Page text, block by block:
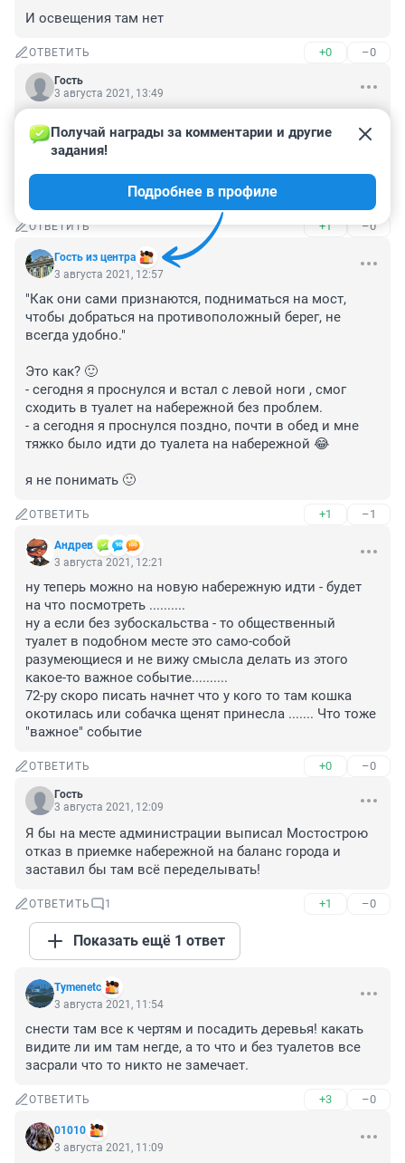
И освещения там нет
ОТВЕТИТЬ +0 –0
Гость
3 августа 2021, 13:49
сковородку,наедятся и напьются всякой дряни,а
потом конечно тянет в туалет по малому и
большому,а иногда ещё и рвота лезет.Как там можно
вообще гулять?🤦
ОТВЕТИТЬ +1 –0
Гость из центра
Получай награды за комментарии и другие
задания!
Подробнее в профиле
3 августа 2021, 12:57
"Как они сами признаются, подниматься на мост,
чтобы добраться на противоположный берег, не
всегда удобно."
Это как? 🙂
- сегодня я проснулся и встал с левой ноги , смог
сходить в туалет на набережной без проблем.
- а сегодня я проснулся поздно, почти в обед и мне
тяжко было идти до туалета на набережной 😂
я не понимать 🙂
ОТВЕТИТЬ +1 –1
Андрев
3 августа 2021, 12:21
ну теперь можно на новую набережную идти - будет
на что посмотреть ..........
ну а если без зубоскальства - то общественный
туалет в подобном месте это само-собой
разумеющиеся и не вижу смысла делать из этого
какое-то важное событие..........
72-ру скоро писать начнет что у кого то там кошка
окотилась или собачка щенят принесла ....... Что тоже
"важное" событие
ОТВЕТИТЬ +0 –0
Гость
3 августа 2021, 12:09
Я бы на месте администрации выписал Мостострою
отказ в приемке набережной на баланс города и
заставил бы там всё переделывать!
ОТВЕТИТЬ 1 +1 –0
Показать ещё 1 ответ
Tymenetc
3 августа 2021, 11:54
снести там все к чертям и посадить деревья! какать
видите ли им там негде, а то что и без туалетов все
засрали что то никто не замечает.
ОТВЕТИТЬ +3 –0
01010
3 августа 2021, 11:09